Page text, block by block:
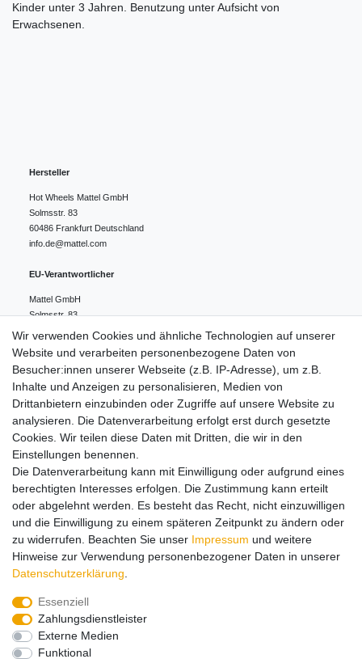
Kinder unter 3 Jahren. Benutzung unter Aufsicht von
Erwachsenen.
Hersteller
Hot Wheels Mattel GmbH
Solmsstr. 83
60486 Frankfurt Deutschland
info.de@mattel.com
EU-Verantwortlicher
Mattel GmbH
Solmsstr. 83
Frankfurt
Deutschland
Hinweise zur Batterieentsorgung
Lieferung und Versand
Impressum Daten­schutz­erklärung AGB
Barrierefreiheitserklärung
Vertrag widerrufen
Wir verwenden Cookies und ähnliche Technologien auf unserer
Website und verarbeiten personenbezogene Daten von
Besucher:innen unserer Webseite (z.B. IP-Adresse), um z.B.
Inhalte und Anzeigen zu personalisieren, Medien von
Drittanbietern einzubinden oder Zugriffe auf unsere Website zu
analysieren. Die Datenverarbeitung erfolgt erst durch gesetzte
Cookies. Wir teilen diese Daten mit Dritten, die wir in den
Einstellungen benennen.
Die Datenverarbeitung kann mit Einwilligung oder aufgrund eines
berechtigten Interesses erfolgen. Die Zustimmung kann erteilt
oder abgelehnt werden. Es besteht das Recht, nicht einzuwilligen
und die Einwilligung zu einem späteren Zeitpunkt zu ändern oder
zu widerrufen. Beachten Sie unser Impressum und weitere
Hinweise zur Verwendung personenbezogener Daten in unserer
Daten­schutz­erklärung
Essenziell
Zahlungsdienstleister
Externe Medien
Funktional